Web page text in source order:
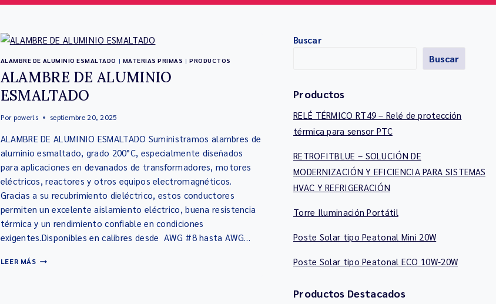
ALAMBRE DE ALUMINIO ESMALTADO | MATERIAS PRIMAS |PRODUCTOS
ALAMBRE DE ALUMINIO
ESMALTADO
Por powerls septiembre 20, 2025
ALAMBRE DE ALUMINIO ESMALTADO Suministramos alambres de
aluminio esmaltado, grado 200°C, especialmente diseñados
para aplicaciones en devanados de transformadores, motores
eléctricos, reactores y otros equipos electromagnéticos.
Gracias a su recubrimiento dieléctrico, estos conductores
permiten un excelente aislamiento eléctrico, buena resistencia
térmica y un rendimiento confiable en condiciones
exigentes.Disponibles en calibres desde AWG #8 hasta AWG…
LEER MÁS
Buscar
Buscar
Productos
RELÉ TÉRMICO RT49 – Relé de protección
térmica para sensor PTC
RETROFITBLUE – SOLUCIÓN DE
MODERNIZACIÓN Y EFICIENCIA PARA SISTEMAS
HVAC Y REFRIGERACIÓN
Torre Iluminación Portátil
Poste Solar tipo Peatonal Mini 20W
Poste Solar tipo Peatonal ECO 10W-20W
Productos Destacados